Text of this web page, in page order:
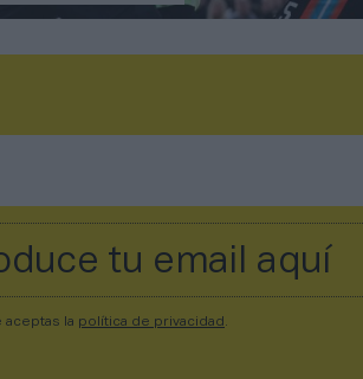
aceptas la política de privacidad